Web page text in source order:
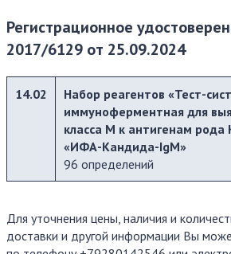
Регистрационное
2017/6129 от 25.09.2024
14.02
Набор реагентов «Тест-
иммуноферментная для
класса М к антигенам рода
«ИФА-Кандида-IgМ»
96 определений
Для уточнения цены, наличия и
доставки и другой информации Вы